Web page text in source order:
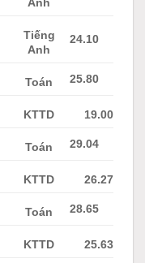
Tiếng
Anh
24.10
Toán 25.80
KTTD 19.00
Toán 29.04
KTTD 26.27
Toán 28.65
KTTD 25.63